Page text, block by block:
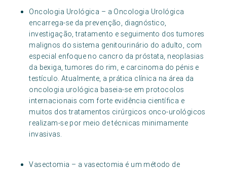
Oncologia Urológica – a Oncologia Urológica
encarrega-se da prevenção, diagnóstico,
investigação, tratamento e seguimento dos tumores
malignos do sistema genitourinário do adulto, com
especial enfoque no cancro da próstata, neoplasias
da bexiga, tumores do rim, e carcinoma do pénis e
testículo. Atualmente, a prática clínica na área da
oncologia urológica baseia-se em protocolos
internacionais com forte evidência científica e
muitos dos tratamentos cirúrgicos onco-urológicos
realizam-se por meio de técnicas minimamente
invasivas.
Vasectomia – a vasectomia é um método de